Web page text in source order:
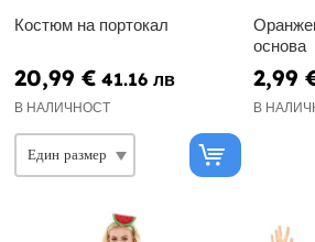
Костюм на портокал
20,99 € 41.16 лв
В НАЛИЧНОСТ
основа
2,99
В